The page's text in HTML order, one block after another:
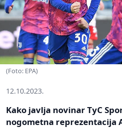
(Foto: EPA)
12.10.2023.
Kako javlja novinar TyC
nogometna reprezentacija